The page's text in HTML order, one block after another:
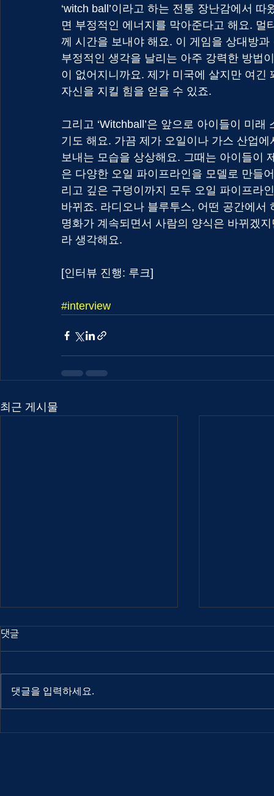
‘witch ball’이라고 하는 전통 장난감에서
면 부정적인 에너지를 막아준다고 해요.
께 시간을 보내야 해요. 이 게임을 상대방
부정적인 생각을 날리는 아주 강력한 방법
이 없어지니까요. 제가 미국에 살지만 여
자신을 지킬 힘을 얻을 수 있죠.
그리고 ‘Witchball’은 앞으로 아이들이 미
기도 해요. 가끔 제가 오일이나 가스 산업
보내는 모습을 상상해요. 그때는 아이들이
은 다양한 오일 파이프라인을 모델로 만들
리고 깊은 구덩이까지 모두 오일 파이프라
바뀌죠. 라디오나 블루투스, 어떤 공간에서
명화가 계속되면서 사람의 양식은 바뀌겠
라 생각해요.
[인터뷰 진행: 루크]
#interview
최근 게시물
댓글
댓글을 입력하세요.